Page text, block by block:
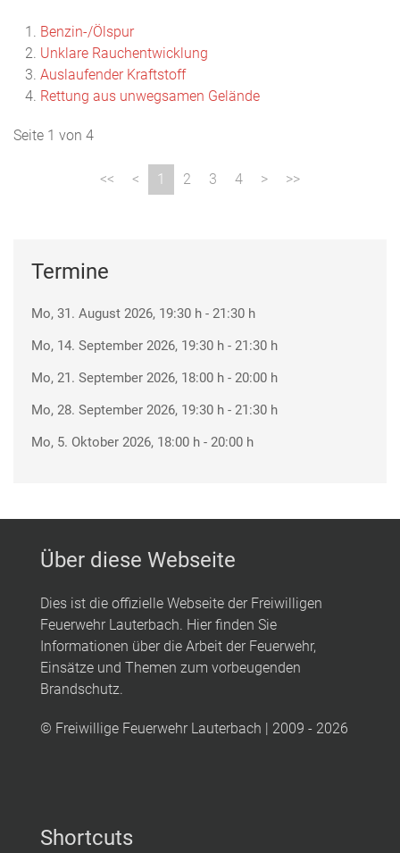
Benzin-/Ölspur
Unklare Rauchentwicklung
Auslaufender Kraftstoff
Rettung aus unwegsamen Gelände
Seite 1 von 4
1 2 3 4
Termine
Mo, 31. August 2026, 19:30 h - 21:30 h
Mo, 14. September 2026, 19:30 h - 21:30 h
Mo, 21. September 2026, 18:00 h - 20:00 h
Mo, 28. September 2026, 19:30 h - 21:30 h
Mo, 5. Oktober 2026, 18:00 h - 20:00 h
Über diese Webseite
Dies ist die offizielle Webseite der Freiwilligen
Feuerwehr Lauterbach. Hier finden Sie
Informationen über die Arbeit der Feuerwehr,
Einsätze und Themen zum vorbeugenden
Brandschutz.
© Freiwillige Feuerwehr Lauterbach | 2009 - 2026
Shortcuts